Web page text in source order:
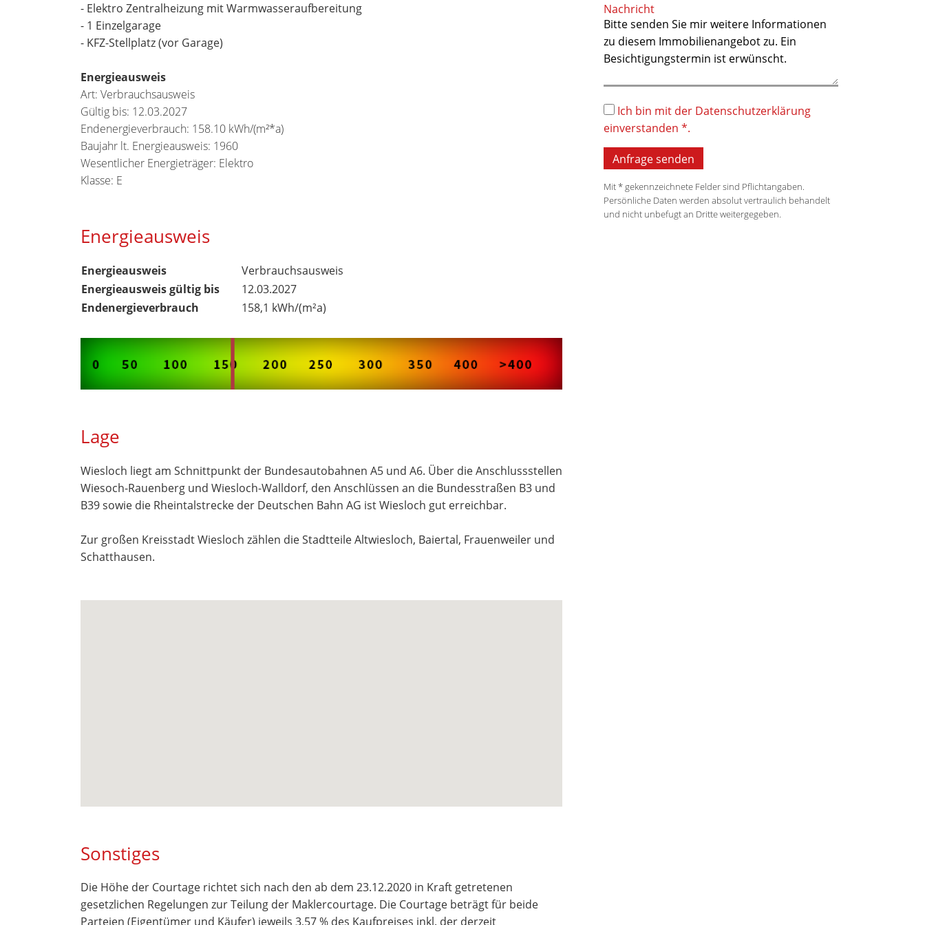
Küche
sep. Küche
Terrasse + Balkon
Keller
Ja
- Elektro Zentralheizung mit Warmwasseraufbereitung
- 1 Einzelgarage
- KFZ-Stellplatz (vor Garage)
Energieausweis
Art: Verbrauchsausweis
Gültig bis: 12.03.2027
Endenergieverbrauch: 158.10 kWh/(m²*a)
Baujahr lt. Energieausweis: 1960
Wesentlicher Energieträger: Elektro
Klasse: E
Energieausweis
Energieausweis
Verbrauchsausweis
Energieausweis gültig bis
12.03.2027
Endenergieverbrauch
158,1 kWh/(m²a)
Lage
Wiesloch liegt am Schnittpunkt der Bundesautobahnen A5 und A6. Über die Anschlussstellen
Wiesoch-Rauenberg und Wiesloch-Walldorf, den Anschlüssen an die Bundesstraßen B3 und
B39 sowie die Rheintalstrecke der Deutschen Bahn AG ist Wiesloch gut erreichbar.
Zur großen Kreisstadt Wiesloch zählen die Stadtteile Altwiesloch, Baiertal, Frauenweiler und
Schatthausen.
Sonstiges
Die Höhe der Courtage richtet sich nach den ab dem 23.12.2020 in Kraft getretenen
gesetzlichen Regelungen zur Teilung der Maklercourtage. Die Courtage beträgt für beide
Parteien (Eigentümer und Käufer) jeweils 3,57 % des Kaufpreises inkl. der derzeit
Nachricht
Ich bin mit der Datenschutzerklärung
einverstanden *.
Mit * gekennzeichnete Felder sind Pflichtangaben.
Persönliche Daten werden absolut vertraulich behandelt
und nicht unbefugt an Dritte weitergegeben.